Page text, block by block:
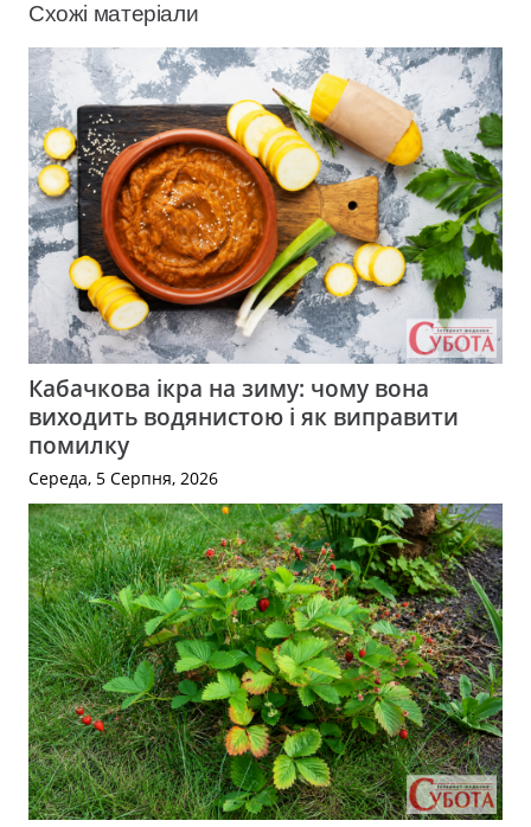
Схожі матеріали
Кабачкова ікра на зиму: чому вона
виходить водянистою і як виправити
помилку
Середа, 5 Серпня, 2026